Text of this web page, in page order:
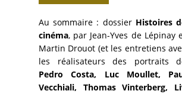
Au sommaire : dossier Histoires
cinéma, par Jean-Yves de Lépinay
Martin Drouot (et les entretiens
les réalisateurs des portraits
Pedro Costa, Luc Moullet,
Vecchiali, Thomas Vinterberg,